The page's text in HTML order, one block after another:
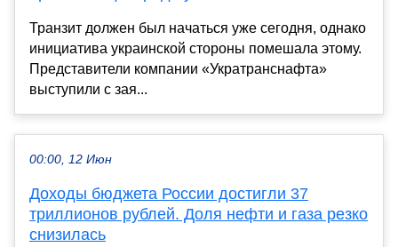
Транзит должен был начаться уже сегодня, однако
инициатива украинской стороны помешала этому.
Представители компании «Укратранснафта»
выступили с зая...
00:00, 12 Июн
Доходы бюджета России достигли 37
триллионов рублей. Доля нефти и газа резко
снизилась